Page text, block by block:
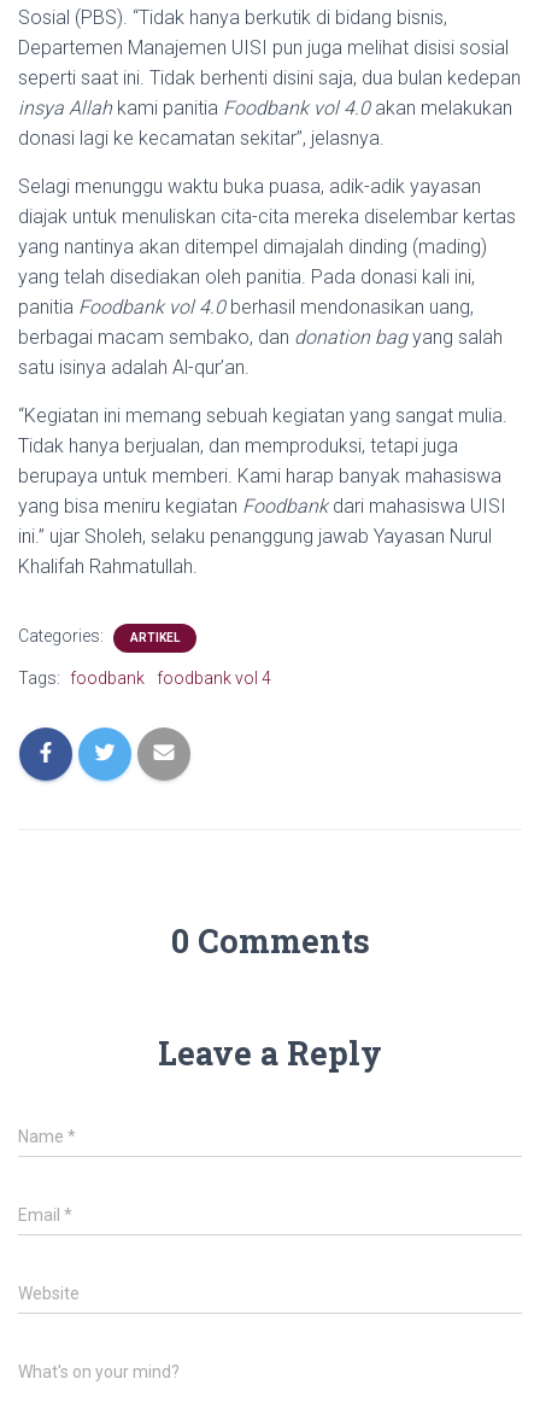
Sosial (PBS). “Tidak hanya berkutik di bidang bisnis,
Departemen Manajemen UISI pun juga melihat disisi sosial
seperti saat ini. Tidak berhenti disini saja, dua bulan kedepan
insya Allahkami panitia Foodbank vol 4.0akan melakukan
donasi lagi ke kecamatan sekitar”, jelasnya.
Selagi menunggu waktu buka puasa, adik-adik yayasan
diajak untuk menuliskan cita-cita mereka diselembar kertas
yang nantinya akan ditempel dimajalah dinding (mading)
yang telah disediakan oleh panitia. Pada donasi kali ini,
panitia Foodbank vol 4.0berhasil mendonasikan uang,
berbagai macam sembako, dan donation bagyang salah
satu isinya adalah Al-qur’an.
“Kegiatan ini memang sebuah kegiatan yang sangat mulia.
Tidak hanya berjualan, dan memproduksi, tetapi juga
berupaya untuk memberi. Kami harap banyak mahasiswa
yang bisa meniru kegiatan Foodbankdari mahasiswa UISI
ini.” ujar Sholeh, selaku penanggung jawab Yayasan Nurul
Khalifah Rahmatullah.
Categories: ARTIKEL
Tags: foodbank foodbank vol 4
0 Comments
Leave a Reply
Name *
Email *
Website
What's on your mind?